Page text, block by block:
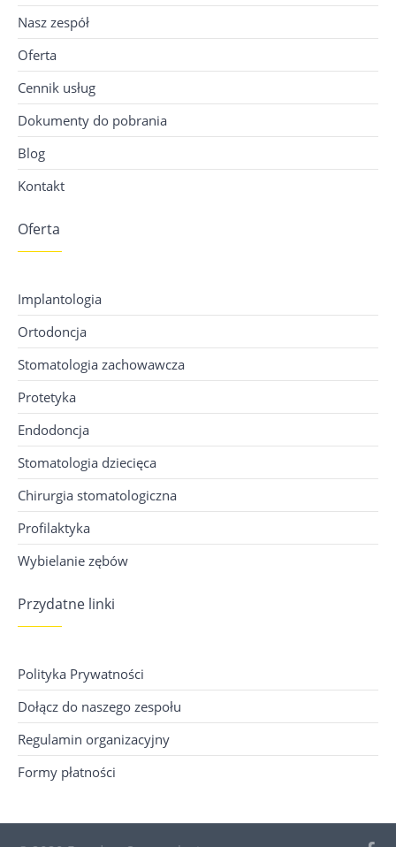
Nasz zespół
Oferta
Cennik usług
Dokumenty do pobrania
Blog
Kontakt
Oferta
Implantologia
Ortodoncja
Stomatologia zachowawcza
Protetyka
Endodoncja
Stomatologia dziecięca
Chirurgia stomatologiczna
Profilaktyka
Wybielanie zębów
Przydatne linki
Polityka Prywatności
Dołącz do naszego zespołu
Regulamin organizacyjny
Formy płatności